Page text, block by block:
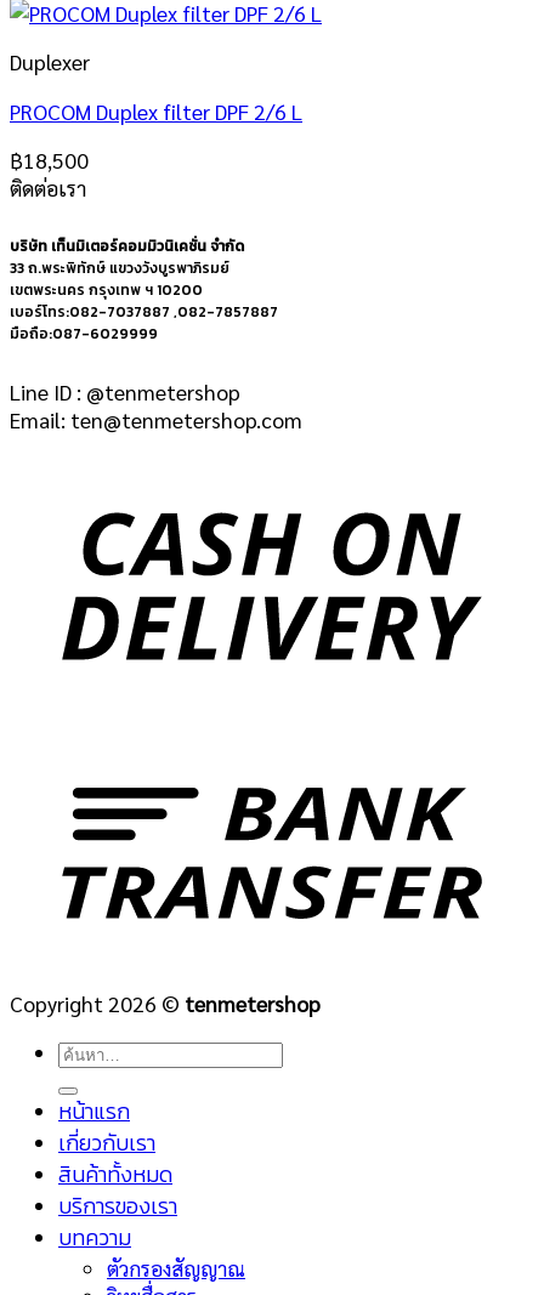
Duplexer
PROCOM Duplex filter DPF 2/6 L
฿18,500
ติดต่อเรา
บริษัท เท็นมิเตอร์คอมมิวนิเคชั่น จำกัด
33 ถ.พระพิทักษ์ แขวงวังบูรพาภิรมย์
เขตพระนคร กรุงเทพ ฯ 10200
เบอร์โทร:082-7037887 ,082-7857887
มือถือ:087-6029999
Line ID : @tenmetershop
Email: ten@tenmetershop.com
Copyright 2026 © tenmetershop
ค้นหา:
หน้าแรก
เกี่ยวกับเรา
สินค้าทั้งหมด
บริการของเรา
บทความ
ตัวกรองสัญญาณ